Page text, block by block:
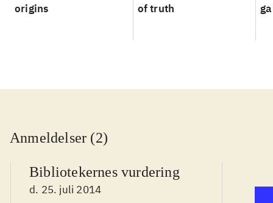
origins
of truth
Anmeldelser (2)
Bibliotekernes vurdering
d. 25. juli 2014